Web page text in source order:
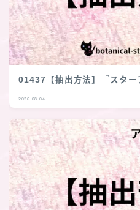
01437【抽出方法】『スター
2026.08.04